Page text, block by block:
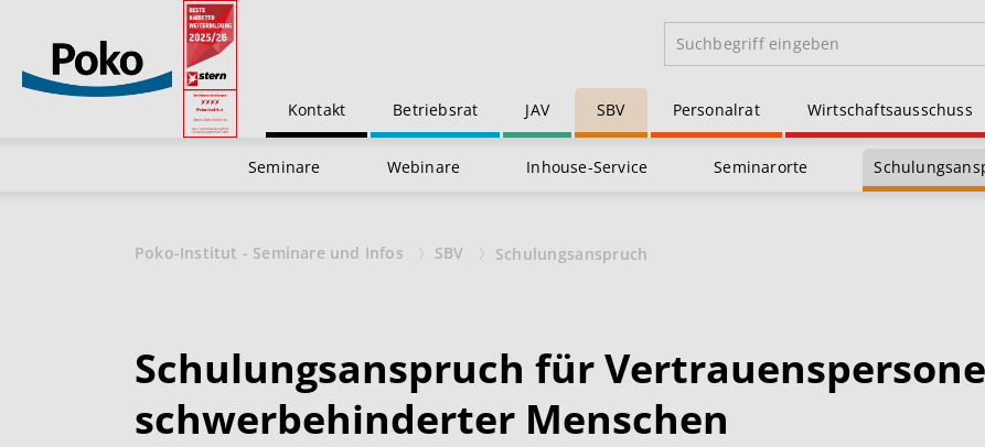
Kontakt Betriebsrat JAV SBV Personalrat Wirtschaftsausschuss
Seminare Webinare Inhouse-Service Seminarorte
Poko-Institut - Seminare und Infos SBV Schulungsanspruch
Schulungsanspruch für
schwerbehinderter Menschen